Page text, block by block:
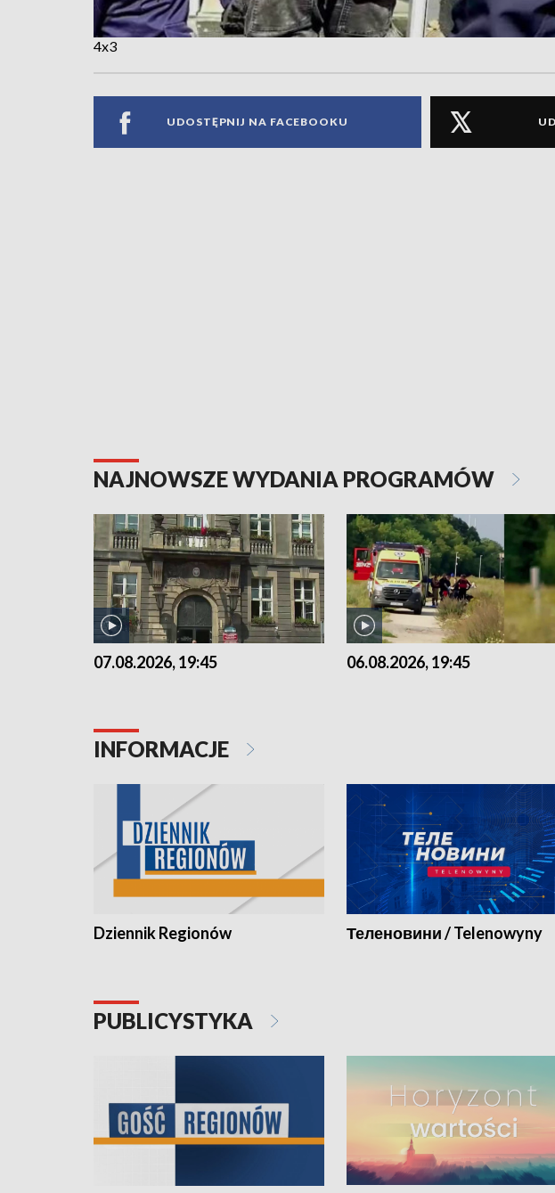
4x3
UDOSTĘPNIJ NA FACEBOOKU
NAJNOWSZE WYDANIA PROGRAMÓW
07.08.2026, 19:45 06.08.2026, 19:45
INFORMACJE
Dziennik Regionów Теленовини / Telenowyny
PUBLICYSTYKA